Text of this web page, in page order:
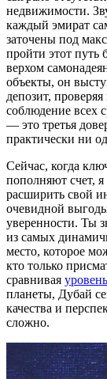
недвижимости.
каждый эмират
заточены под
пройти этот путь
верхом
объекты, он
депозит,
соблюдение всех
— это третья
практически ни
Сейчас, когда
пополняют счет,
расширить свой
очевидной
уверенности. Ты
из самых
место, которое
кто только
сравнивая
планеты, Дубай
качества и
сложно.